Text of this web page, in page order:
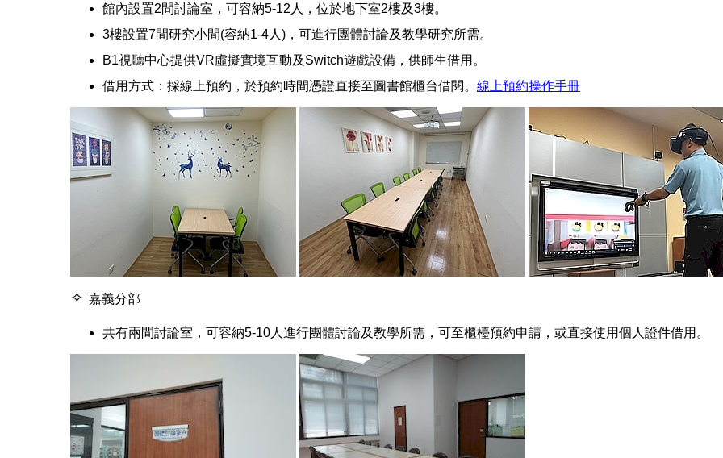
館內設置2間討論室，可容納5-12人，位於地下室2樓及3樓。
3樓設置7間研究小間(容納1-4人)，可進行團體討論及教學研究所需。
B1視聽中心提供VR虛擬實境互動及Switch遊戲設備，供師生借用。
借用方式：採線上預約，於預約時間憑證直接至圖書館櫃台借閱。 線上預約操作手冊
✧ 嘉義分部
共有兩間討論室，可容納5-10人進行團體討論及教學所需，可至櫃檯預約申請，或直接使用個人證件借用。